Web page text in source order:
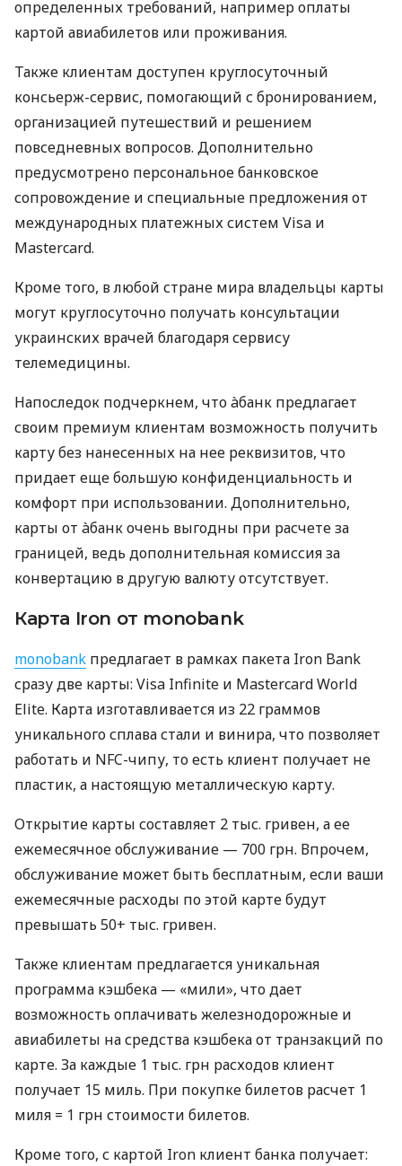
определенных требований, например оплаты
картой авиабилетов или проживания.
Также клиентам доступен круглосуточный
консьерж-сервис, помогающий с бронированием,
организацией путешествий и решением
повседневных вопросов. Дополнительно
предусмотрено персональное банковское
сопровождение и специальные предложения от
международных платежных систем Visa и
Mastercard.
Кроме того, в любой стране мира владельцы карты
могут круглосуточно получать консультации
украинских врачей благодаря сервису
телемедицины.
Напоследок подчеркнем, что àбанк предлагает
своим премиум клиентам возможность получить
карту без нанесенных на нее реквизитов, что
придает еще большую конфиденциальность и
комфорт при использовании. Дополнительно,
карты от àбанк очень выгодны при расчете за
границей, ведь дополнительная комиссия за
конвертацию в другую валюту отсутствует.
Карта Iron от monobank
monobank предлагает в рамках пакета Iron Bank
сразу две карты: Visa Infinite и Mastercard World
Elite. Карта изготавливается из 22 граммов
уникального сплава стали и винира, что позволяет
работать и NFC-чипу, то есть клиент получает не
пластик, а настоящую металлическую карту.
Открытие карты составляет 2 тыс. гривен, а ее
ежемесячное обслуживание — 700 грн. Впрочем,
обслуживание может быть бесплатным, если ваши
ежемесячные расходы по этой карте будут
превышать 50+ тыс. гривен.
Также клиентам предлагается уникальная
программа кэшбека — «мили», что дает
возможность оплачивать железнодорожные и
авиабилеты на средства кэшбека от транзакций по
карте. За каждые 1 тыс. грн расходов клиент
получает 15 миль. При покупке билетов расчет 1
миля = 1 грн стоимости билетов.
Кроме того, с картой Iron клиент банка получает: